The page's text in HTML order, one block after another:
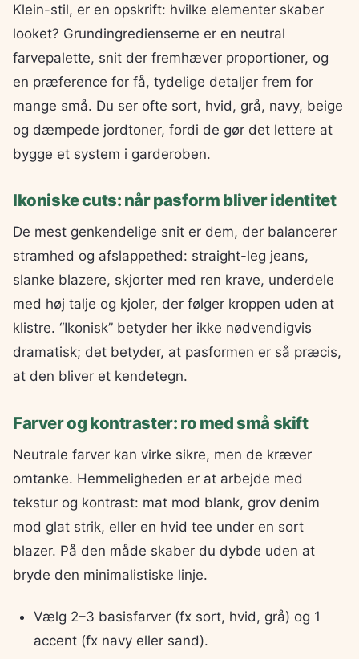
Klein-stil, er en opskrift: hvilke elementer skaber
looket? Grundingredienserne er en neutral
farvepalette, snit der fremhæver proportioner, og
en præference for få, tydelige detaljer frem for
mange små. Du ser ofte sort, hvid, grå, navy, beige
og dæmpede jordtoner, fordi de gør det lettere at
bygge et system i garderoben.
Ikoniske cuts: når pasform bliver identitet
De mest genkendelige snit er dem, der balancerer
stramhed og afslappethed: straight-leg jeans,
slanke blazere, skjorter med ren krave, underdele
med høj talje og kjoler, der følger kroppen uden at
klistre. “Ikonisk” betyder her ikke nødvendigvis
dramatisk; det betyder, at pasformen er så præcis,
at den bliver et kendetegn.
Farver og kontraster: ro med små skift
Neutrale farver kan virke sikre, men de kræver
omtanke. Hemmeligheden er at arbejde med
tekstur og kontrast: mat mod blank, grov denim
mod glat strik, eller en hvid tee under en sort
blazer. På den måde skaber du dybde uden at
bryde den minimalistiske linje.
Vælg 2–3 basisfarver (fx sort, hvid, grå) og 1
accent (fx navy eller sand).